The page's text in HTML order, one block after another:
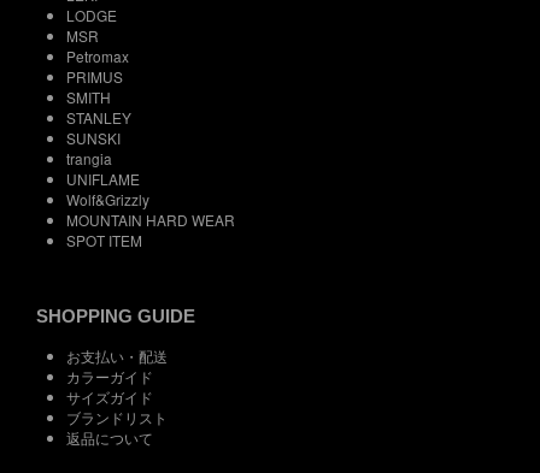
LODGE
MSR
Petromax
PRIMUS
SMITH
STANLEY
SUNSKI
trangia
UNIFLAME
Wolf&Grizzly
MOUNTAIN HARD WEAR
SPOT ITEM
SHOPPING GUIDE
お支払い・配送
カラーガイド
サイズガイド
ブランドリスト
返品について